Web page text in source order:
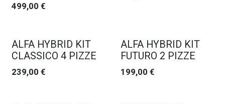
499,00 €
ALFA HYBRID KIT
CLASSICO 4 PIZZE
239,00 €
ALFA HYBRID KIT
FUTURO 2 PIZZE
199,00 €